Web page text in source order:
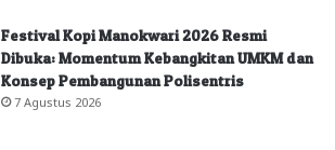
Festival Kopi Manokwari 2026 Resmi
Dibuka: Momentum Kebangkitan UMKM dan
Konsep Pembangunan Polisentris
7 Agustus 2026